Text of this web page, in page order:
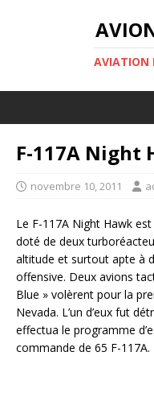
AVIATION
F-117A Night
novembre 10, 2011
Le F-117A Night Hawk
doté de deux
altitude et surtout apte à
offensive. Deux avions
Blue » volèrent pour la
Nevada. L’un d’eux fut
effectua le programme
commande de 65 F-117A.